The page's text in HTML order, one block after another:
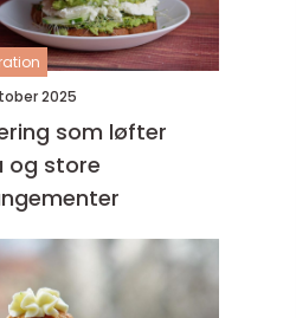
2025
som løfter
og store